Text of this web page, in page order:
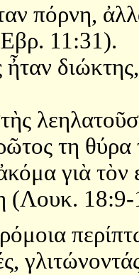
πόρνη,
11:31).
τη
γιὰ
(Λουκ.